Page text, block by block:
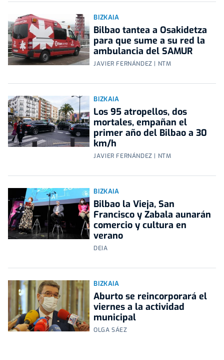
BIZKAIA
Bilbao tantea a Osakidetza
para que sume a su red la
ambulancia del SAMUR
JAVIER FERNÁNDEZ | NTM
BIZKAIA
Los 95 atropellos, dos
mortales, empañan el
primer año del Bilbao a 30
km/h
JAVIER FERNÁNDEZ | NTM
BIZKAIA
Bilbao la Vieja, San
Francisco y Zabala aunarán
comercio y cultura en
verano
DEIA
BIZKAIA
Aburto se reincorporará el
viernes a la actividad
municipal
OLGA SÁEZ